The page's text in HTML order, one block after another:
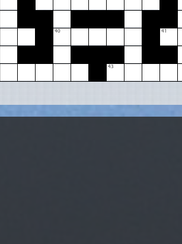
40 41
43